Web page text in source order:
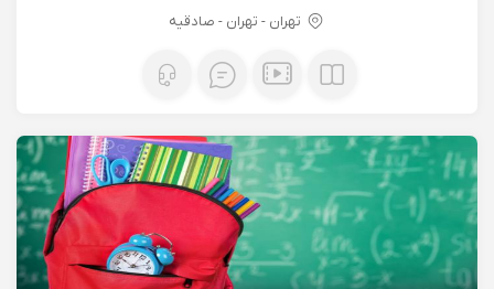
تهران - تهران - صادقیه